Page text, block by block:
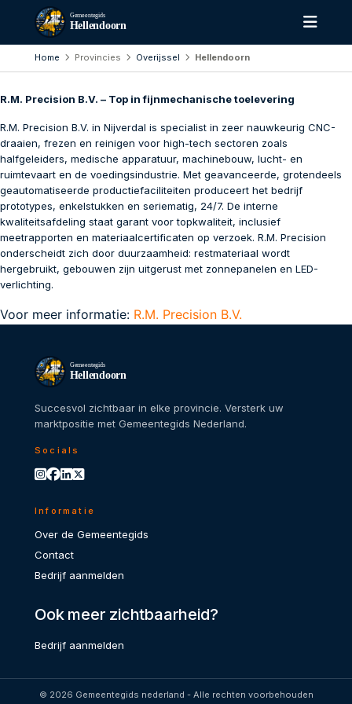
Gemeentegids
Hellendoorn
Home Provincies Overijssel Hellendoorn
R.M. Precision B.V. – Top in fijnmechanische toelevering
R.M. Precision B.V. in Nijverdal is specialist in zeer nauwkeurig CNC-
draaien, frezen en reinigen voor high-tech sectoren zoals
halfgeleiders, medische apparatuur, machinebouw, lucht- en
ruimtevaart en de voedingsindustrie. Met geavanceerde, grotendeels
geautomatiseerde productiefaciliteiten produceert het bedrijf
prototypes, enkelstukken en seriematig, 24/7. De interne
kwaliteitsafdeling staat garant voor topkwaliteit, inclusief
meetrapporten en materiaalcertificaten op verzoek. R.M. Precision
onderscheidt zich door duurzaamheid: restmateriaal wordt
hergebruikt, gebouwen zijn uitgerust met zonnepanelen en LED-
verlichting.
Voor meer informatie: R.M. Precision B.V.
Gemeentegids
Hellendoorn
Succesvol zichtbaar in elke provincie. Versterk uw
marktpositie met Gemeentegids Nederland.
Socials
Informatie
Over de Gemeentegids
Contact
Bedrijf aanmelden
Ook meer zichtbaarheid?
Bedrijf aanmelden
© 2026 Gemeentegids nederland - Alle rechten voorbehouden